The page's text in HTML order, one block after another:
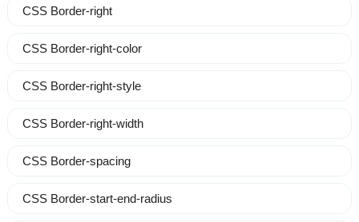
CSS Border-right
CSS Border-right-color
CSS Border-right-style
CSS Border-right-width
CSS Border-spacing
CSS Border-start-end-radius